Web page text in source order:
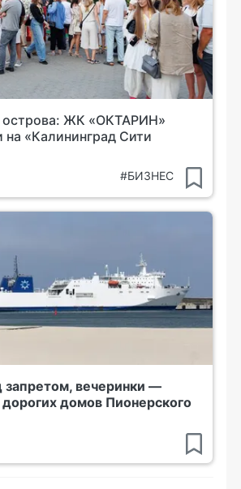
острова: ЖК «ОКТАРИН»
на «Калининград Сити
#БИЗНЕС
запретом, вечеринки —
домов Пионерского